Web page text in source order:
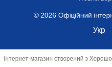
© 2026 Офіційний
Укр
Інтернет-магазин створений з